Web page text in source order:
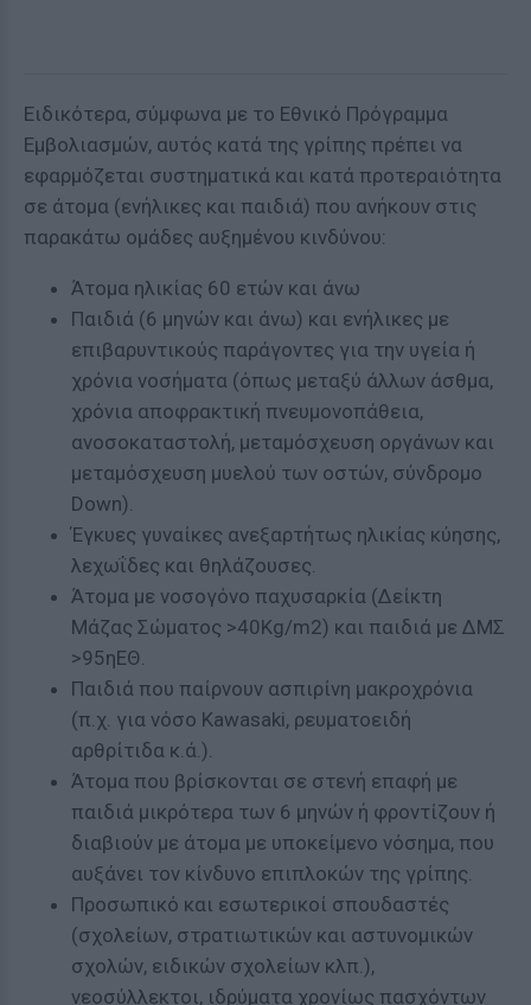
Ειδικότερα, σύμφωνα με το Εθνικό Πρόγραμμα
Εμβολιασμών, αυτός κατά της γρίπης πρέπει να
εφαρμόζεται συστηματικά και κατά προτεραιότητα
σε άτομα (ενήλικες και παιδιά) που ανήκουν στις
παρακάτω ομάδες αυξημένου κινδύνου:
Άτομα ηλικίας 60 ετών και άνω
Παιδιά (6 μηνών και άνω) και ενήλικες με
επιβαρυντικούς παράγοντες για την υγεία ή
χρόνια νοσήματα (όπως μεταξύ άλλων άσθμα,
χρόνια αποφρακτική πνευμονοπάθεια,
ανοσοκαταστολή, μεταμόσχευση οργάνων και
μεταμόσχευση μυελού των οστών, σύνδρομο
Down).
Έγκυες γυναίκες ανεξαρτήτως ηλικίας κύησης,
λεχωΐδες και θηλάζουσες.
Άτομα με νοσογόνο παχυσαρκία (Δείκτη
Μάζας Σώματος >40Kg/m2) και παιδιά με ΔΜΣ
>95ηΕΘ.
Παιδιά που παίρνουν ασπιρίνη μακροχρόνια
(π.χ. για νόσο Kawasaki, ρευματοειδή
αρθρίτιδα κ.ά.).
Άτομα που βρίσκονται σε στενή επαφή με
παιδιά μικρότερα των 6 μηνών ή φροντίζουν ή
διαβιούν με άτομα με υποκείμενο νόσημα, που
αυξάνει τον κίνδυνο επιπλοκών της γρίπης.
Προσωπικό και εσωτερικοί σπουδαστές
(σχολείων, στρατιωτικών και αστυνομικών
σχολών, ειδικών σχολείων κλπ.),
νεοσύλλεκτοι, ιδρύματα χρονίως πασχόντων